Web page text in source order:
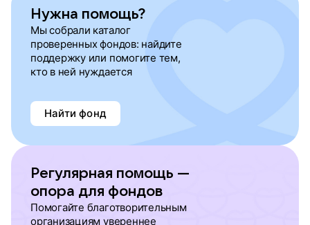
Нужна помощь?
Мы собрали каталог
проверенных фондов: найдите
поддержку или помогите тем,
кто в ней нуждается
Найти фонд
Регулярная помощь —
опора для фондов
Помогайте благотворительным
организациям увереннее